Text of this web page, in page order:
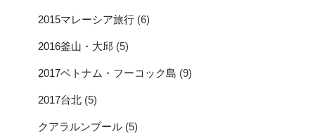
2015マレーシア旅行 (6)
2016釜山・大邱 (5)
2017ベトナム・フーコック島 (9)
2017台北 (5)
クアラルンプール (5)